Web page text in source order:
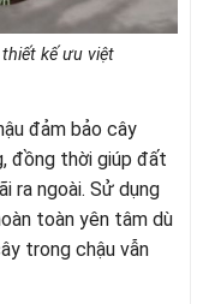
kế ưu việt
đảm bảo cây
đồng thời giúp đất
ra ngoài. Sử dụng
toàn yên tâm dù
trong chậu vẫn